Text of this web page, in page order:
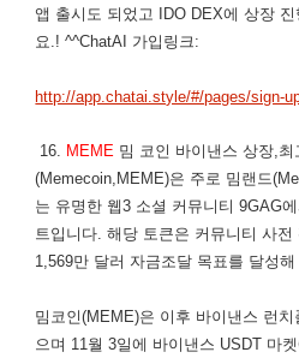
앱 출시도 되었고 IDO DEX에 상장
요.! ^^ChatAI 가입링크:
http://app.chatai.style/#/pages/sign-
16. MEME 밈 코인 바이낸스 상장,최
(Memecoin,MEME)은 주로 밈랜드
는 유명한 웹3 소셜 커뮤니티 9GAG
트입니다. 해당 토큰은 커뮤니티 사
1,569만 달러 자금조달 목표를 달성
밈코인(MEME)은 이후 바이낸스 런
으며 11월 3일에 바이낸스 USDT 마